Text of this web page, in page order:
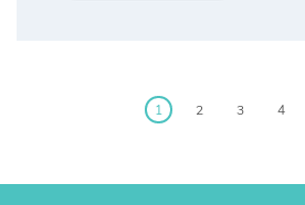
1 2 3 4